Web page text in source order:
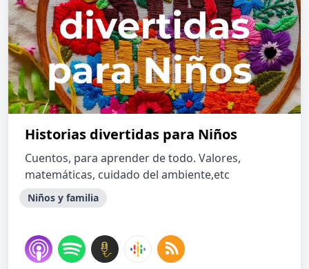
Historias divertidas para Niños
Cuentos, para aprender de todo. Valores,
matemáticas, cuidado del ambiente,etc
Niños y familia